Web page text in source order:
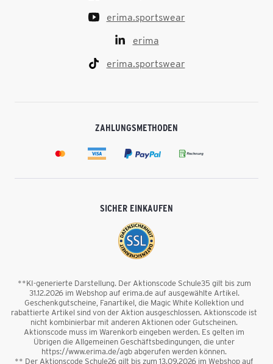
erima.sportswear
erima
erima.sportswear
ZAHLUNGSMETHODEN
SICHER EINKAUFEN
**KI-generierte Darstellung. Der Aktionscode Schule35 gilt bis zum
31.12.2026 im Webshop auf erima.de auf ausgewählte Artikel.
Geschenkgutscheine, Fanartikel, die Magic White Kollektion und
rabattierte Artikel sind von der Aktion ausgeschlossen. Aktionscode ist
nicht kombinierbar mit anderen Aktionen oder Gutscheinen.
Aktionscode muss im Warenkorb eingeben werden. Es gelten im
Übrigen die Allgemeinen Geschäftsbedingungen, die unter
https://www.erima.de/agb abgerufen werden können.
** Der Aktionscode Schule26 gilt bis zum 13.09.2026 im Webshop auf